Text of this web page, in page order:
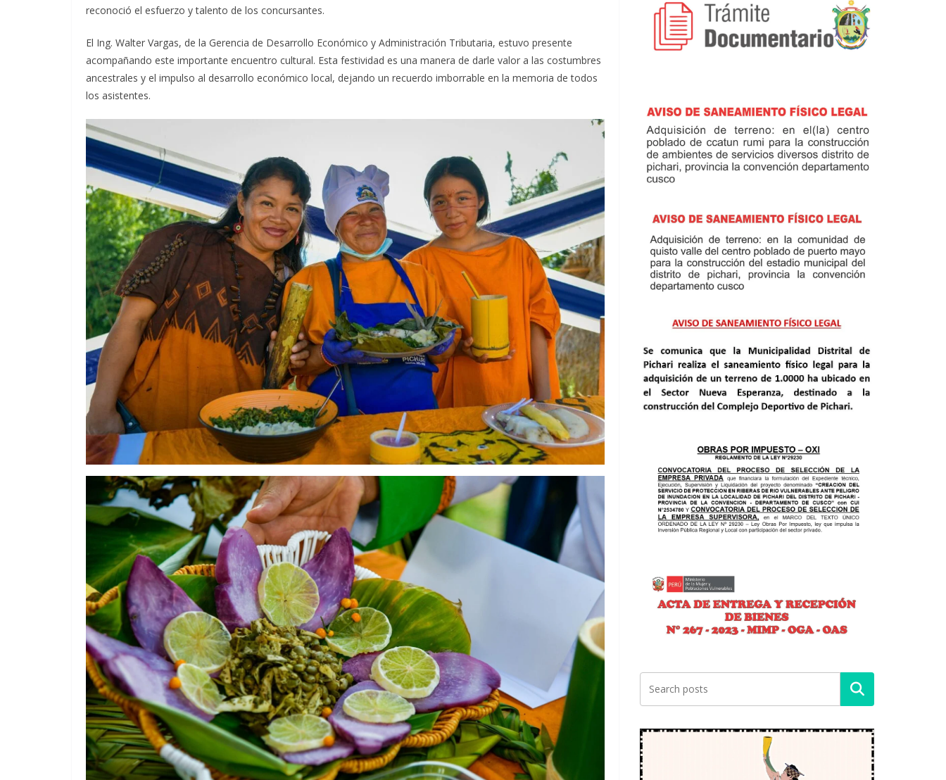
reconoció el esfuerzo y talento de los concursantes.
El Ing. Walter Vargas, de la Gerencia de Desarrollo Económico y Administración Tributaria, estuvo presente
acompañando este importante encuentro cultural. Esta festividad es una manera de darle valor a las costumbres
ancestrales y el impulso al desarrollo económico local, dejando un recuerdo imborrable en la memoria de todos
los asistentes.
Buscar